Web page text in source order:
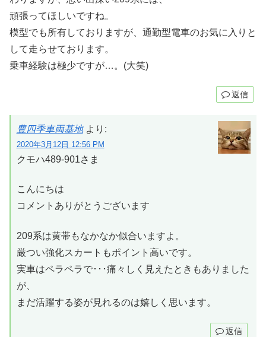
頑張ってほしいですね。
模型でも所有しておりますが、通勤型電車のお気に入りと
して走らせております。
乗車経験は極少ですが…。(大笑)
返信
豊四季車両基地 より:
2020年3月12日 12:56 PM
クモハ489-901さま
こんにちは
コメントありがとうございます
209系は黄帯もなかなか似合いますよ。
厳つい強化スカートもポイント高いです。
実車はペラペラで･･･痛々しく見えたときもありました
が、
まだ活躍する姿が見れるのは嬉しく思います。
返信